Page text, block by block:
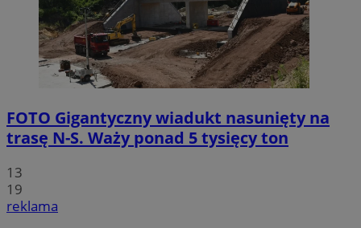
FOTO Gigantyczny wiadukt nasunięty na
trasę N-S. Waży ponad 5 tysięcy ton
13
19
reklama